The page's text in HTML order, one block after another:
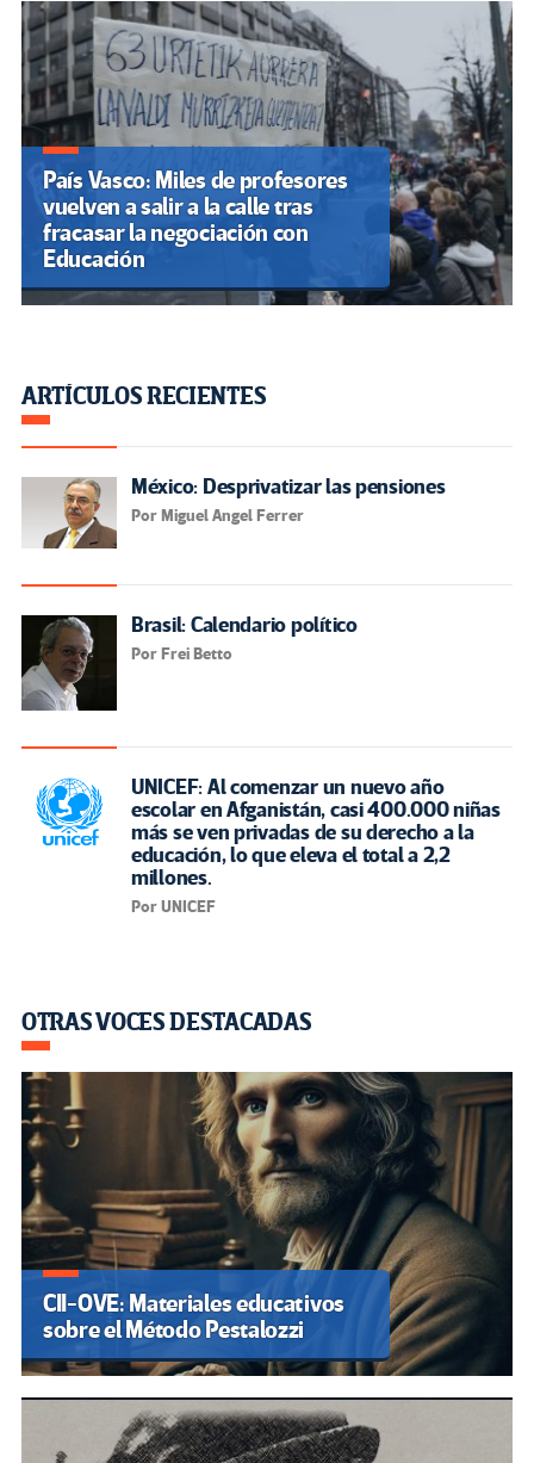
País Vasco: Miles de profesores
vuelven a salir a la calle tras
fracasar la negociación con
Educación
ARTÍCULOS RECIENTES
México: Desprivatizar las pensiones
Por Miguel Angel Ferrer
Brasil: Calendario político
Por Frei Betto
UNICEF: Al comenzar un nuevo año
escolar en Afganistán, casi 400.000 niñas
más se ven privadas de su derecho a la
educación, lo que eleva el total a 2,2
millones.
Por UNICEF
OTRAS VOCES DESTACADAS
CII-OVE: Materiales educativos
sobre el Método Pestalozzi